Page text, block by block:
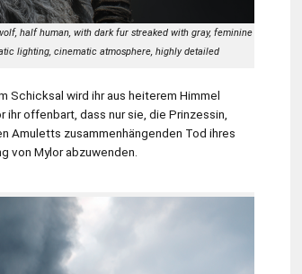
half human, with dark fur streaked with gray, feminine
lighting, cinematic atmosphere, highly detailed
Schicksal wird ihr aus heiterem Himmel
offenbart, dass nur sie, die Prinzessin,
Amuletts zusammenhängenden Tod ihres
von Mylor abzuwenden.